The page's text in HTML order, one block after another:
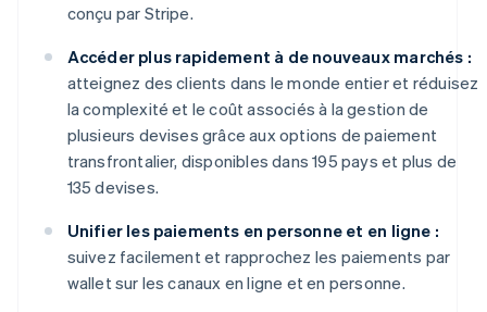
conçu par Stripe.
Accéder plus rapidement à de nouveaux marchés :
atteignez des clients dans le monde entier et réduisez
la complexité et le coût associés à la gestion de
plusieurs devises grâce aux options de paiement
transfrontalier, disponibles dans 195 pays et plus de
135 devises.
Unifier les paiements en personne et en ligne :
suivez facilement et rapprochez les paiements par
wallet sur les canaux en ligne et en personne.